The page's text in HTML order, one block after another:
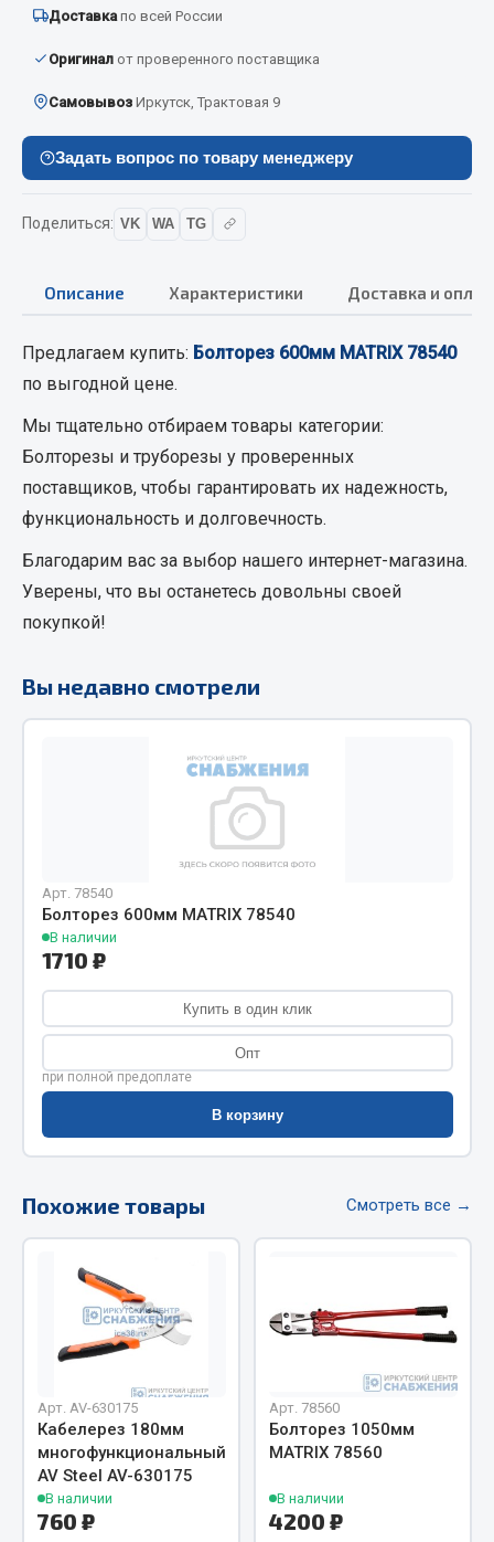
Брызговики
Вымпела
Показать ещё
Весь раздел
Смазочные материалы
Масла
Технические жидкости
Весь раздел
МЕТИЗЫ
Болты
Пробки
Хомуты
Соединительные элементы
Camozzi
Адаптеры и переходники
Трубки, муфты, гайки
Угольники
Фитинги
Штуцеры
Инструмент
Автомобильный инструмент
Измерительный инструмент
Крепежный инструмент
Режущий инструмент
Силовое оборудование
Слесарный инструмент
Столярный инструмент
Показать ещё
Доставка по всей России
Оригинал от проверенного поставщика
Самовывоз Иркутск, Трактовая 9
Задать вопрос по товару менеджеру
Поделиться: VK WA TG
Описание Характеристики Доставка и
Предлагаем купить: Болторез 600мм MATRIX 78540
по выгодной цене.
Мы тщательно отбираем товары категории:
Болторезы и труборезы у проверенных
поставщиков, чтобы гарантировать их надежность,
функциональность и долговечность.
Благодарим вас за выбор нашего интернет-магазина.
Уверены, что вы останетесь довольны своей
покупкой!
Вы недавно смотрели
Арт. 78540
Болторез 600мм MATRIX 78540
В наличии
1710 ₽
Купить в один клик
Опт
при полной предоплате
В корзину
Похожие товары Смотреть все →
Арт. AV-630175
Кабелерез 180мм
многофункциональный
AV Steel AV-630175
В наличии
760 ₽
Арт. 78560
Болторез 1050мм
MATRIX 78560
В наличии
4200 ₽